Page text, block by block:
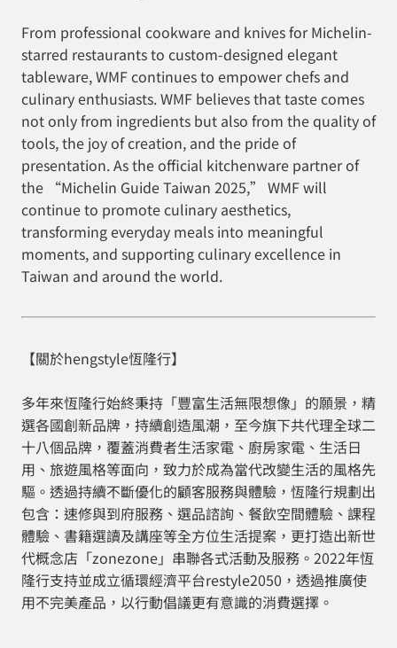
From professional cookware and knives for Michelin-
starred restaurants to custom-designed elegant
tableware, WMF continues to empower chefs and
culinary enthusiasts. WMF believes that taste comes
not only from ingredients but also from the quality of
tools, the joy of creation, and the pride of
presentation. As the official kitchenware partner of
the “Michelin Guide Taiwan 2025,” WMF will
continue to promote culinary aesthetics,
transforming everyday meals into meaningful
moments, and supporting culinary excellence in
Taiwan and around the world.
【關於hengstyle恆隆行】
多年來恆隆行始終秉持「豐富生活無限想像」的願景，精
選各國創新品牌，持續創造風潮，至今旗下共代理全球二
十八個品牌，覆蓋消費者生活家電、廚房家電、生活日
用、旅遊風格等面向，致力於成為當代改變生活的風格先
驅。透過持續不斷優化的顧客服務與體驗，恆隆行規劃出
包含：速修與到府服務、選品諮詢、餐飲空間體驗、課程
體驗、書籍選讀及講座等全方位生活提案，更打造出新世
代概念店「zonezone」串聯各式活動及服務。2022年恆
隆行支持並成立循環經濟平台restyle2050，透過推廣使
用不完美產品，以行動倡議更有意識的消費選擇。